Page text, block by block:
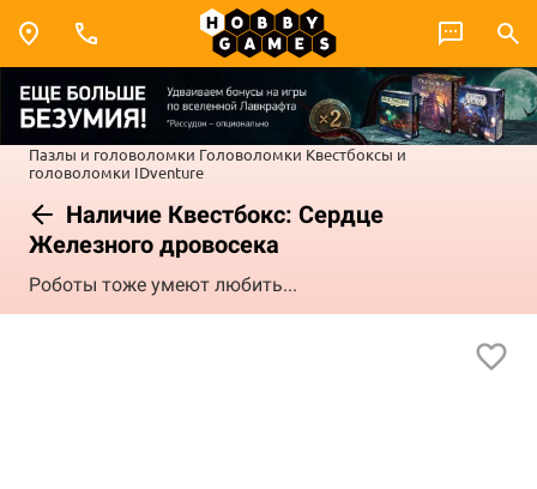
Пазлы и головоломки Головоломки Квестбоксы и
головоломки IDventure
Наличие Квестбокс: Сердце
Железного дровосека
Роботы тоже умеют любить...